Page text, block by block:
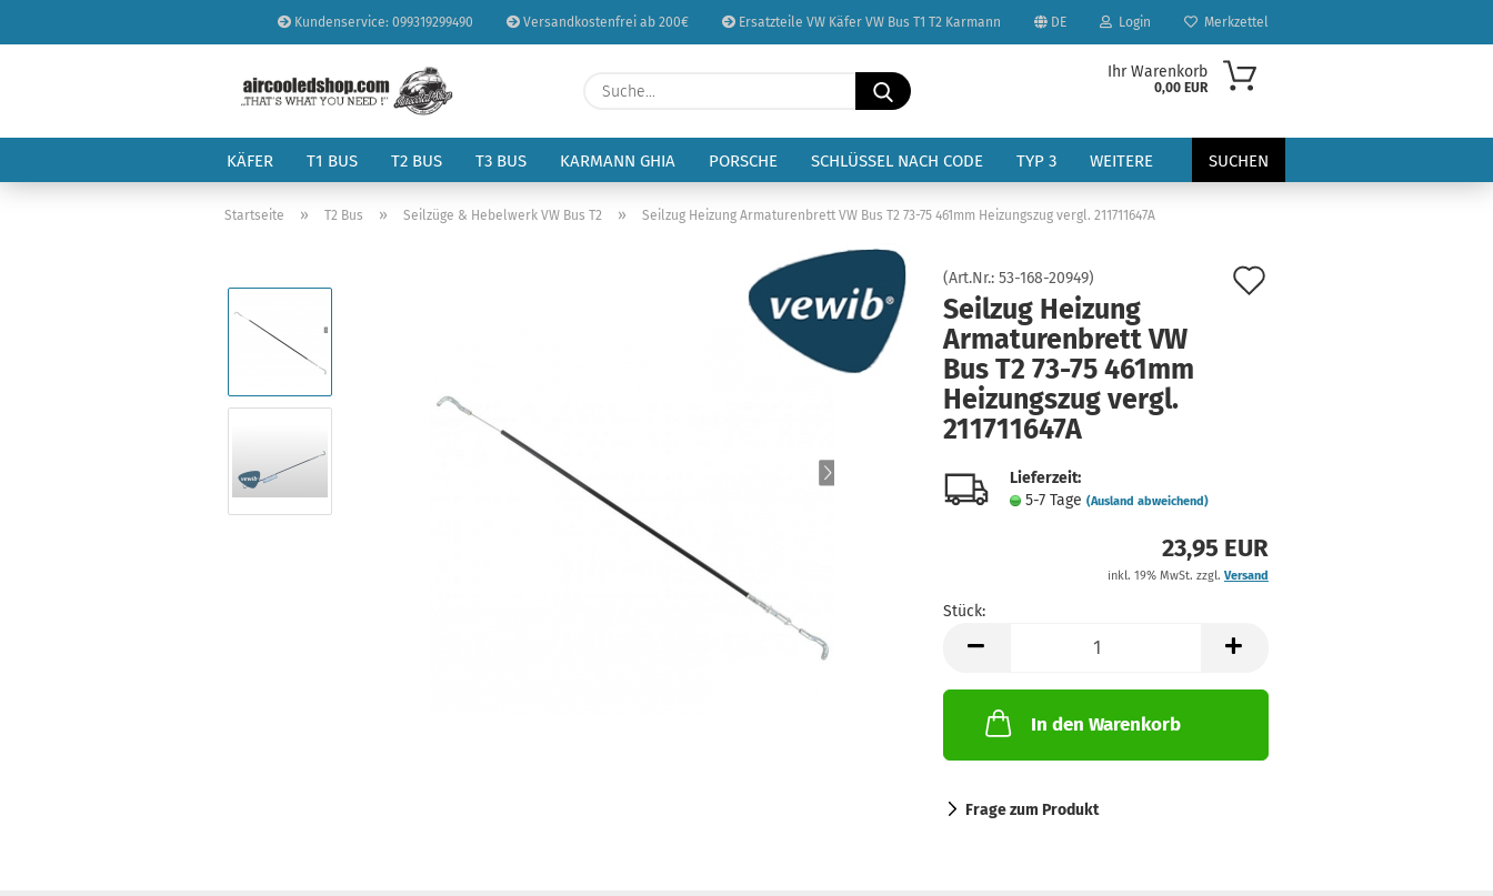
Kundenservice: 099319299490 Versandkostenfrei ab 200€ Ersatzteile VW Käfer VW Bus T1 T2 Karmann DE
Sprache auswählen
Lieferland
Login
Konto erstellen
Passwort vergessen?
Merkzettel
Suche...
Ihr Warenkorb
0,00 EUR
KÄFER T1 BUS T2 BUS T3 BUS KARMANN GHIA PORSCHE SCHLÜSSEL NACH CODE TYP 3 SUCHEN
WEITERE
Startseite » T2 Bus » Seilzüge & Hebelwerk VW Bus T2 » Seilzug Heizung Armaturenbrett VW Bus T2 73-75 461mm Heizungszug vergl. 211711647A
(Art.Nr.: 53-168-20949)
Seilzug Heizung
Armaturenbrett VW
Bus T2 73-75 461mm
Heizungszug vergl.
211711647A
Lieferzeit:
5-7 Tage (Ausland abweichend)
23,95 EUR
inkl. 19% MwSt. zzgl. Versand
Stück:
Stück
In den Warenkorb
Frage zum Produkt